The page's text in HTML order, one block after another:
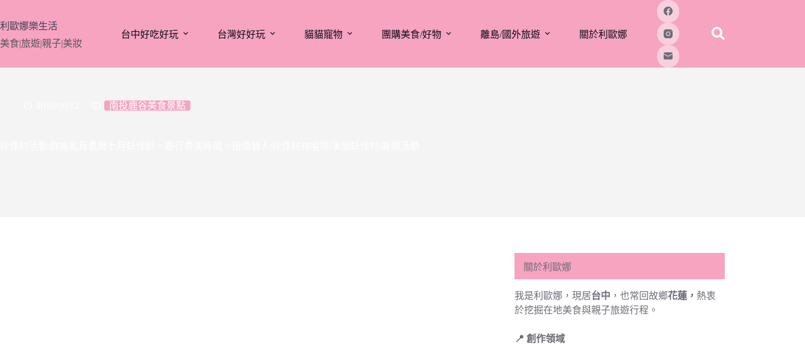
至
主
要
利歐娜樂生活
美食|旅遊|親子|美妝
台中好吃好玩 台灣好好玩 貓貓寵物 團購美食/好物 離島/國外旅遊 關於利歐娜
南投鹿谷美食景點
關於利歐娜
我是利歐娜，現居台中 ，也常回故鄉花蓮， 熱衷
於挖掘在地美食與親子旅遊行程。
📍 創作領域